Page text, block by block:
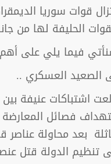
قوات سوريا
الحليفة لها من
فيما يلي على أهم
الصعيد العسكري ..
اشتباكات عنيفة
فصائل
بعد محاولة
تنظيم الدولة قتل